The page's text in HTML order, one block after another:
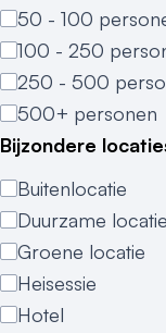
50 - 100
100 - 250
250 - 500
500+ personen
Bijzondere
Buitenlocatie
Duurzame locatie
Groene locatie
Heisessie
Hotel